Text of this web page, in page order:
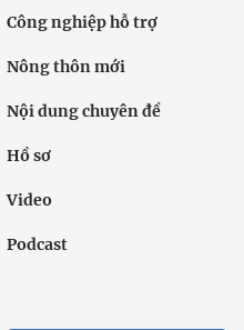
Công nghiệp hỗ trợ
Nông thôn mới
Nội dung chuyên đề
Hồ sơ
Video
Podcast